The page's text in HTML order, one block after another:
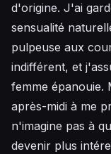
d'origine. J'ai
sensualité
pulpeuse aux
indifférent, et
femme épanouie.
après-midi à me
n'imagine pas à
devenir plus